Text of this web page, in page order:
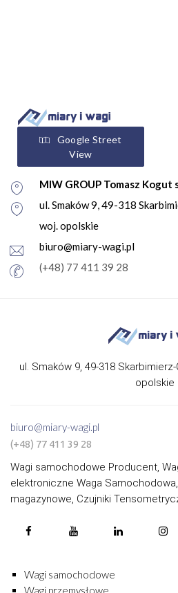
Google Street
View
MIW GROUP Tomasz Kogut
ul. Smaków 9, 49-318
woj. opolskie
biuro@miary-wagi.pl
(+48) 77 411 39 28
ul. Smaków 9, 49-318
opolskie
biuro@miary-wagi.pl
(+48) 77 411 39 28
Wagi samochodowe Producent,
elektroniczne Waga
magazynowe, Czujniki
Wagi samochodowe
Wagi przemysłowe